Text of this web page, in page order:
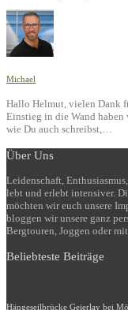
Michael
Hallo Helmut, vielen Dank
Einstieg in die Wand
wie Du auch schreibst,…
Über Uns
Leidenschaft,
lebt und erlebt intensiver.
möchten wir euch unsere
bloggen wir unsere ganz
Bergtouren, Joggen oder
Beliebteste Beiträge
Hängeseilbrücke Geierlay bei